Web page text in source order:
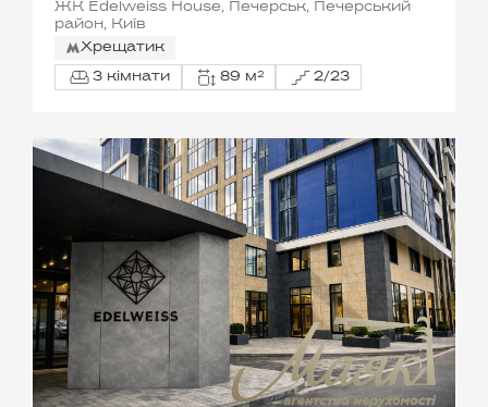
ЖК Edelweiss House, Печерськ, Печерський
район, Київ
Хрещатик
3 кімнати 89 м² 2/23